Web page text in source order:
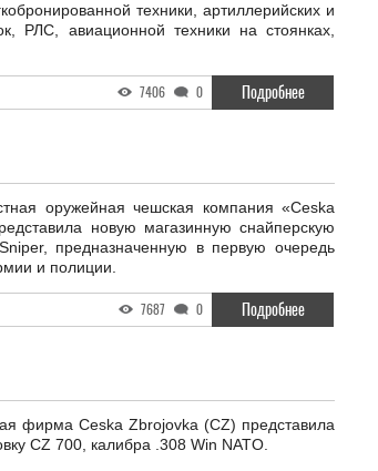
техники, артиллерийских и
РЛС, авиационной техники на стоянках,
7406 0 Подробнее
оружейная чешская компания «Ceska
новую магазинную снайперскую
предназначенную в первую очередь
и полиции.
7687 0 Подробнее
фирма Ceska Zbrojovka (CZ) представила
CZ 700, калибра .308 Win NATO.